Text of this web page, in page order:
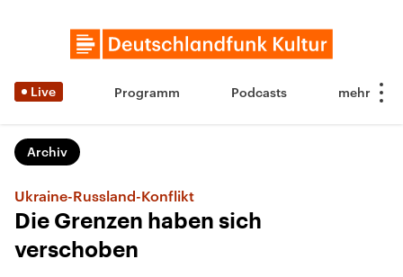
Live Programm Podcasts
Archiv
Ukraine-Russland-Konflikt
Die Grenzen haben sich
verschoben